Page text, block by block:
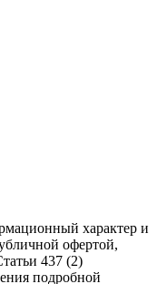
характер и
офертой,
437 (2)
подробной